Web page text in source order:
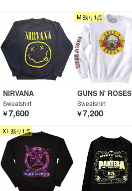
NIRVANA
Sweatshirt
￥7,600
M 残り1点
GUNS N' ROSES
Sweatshirt
￥7,200
XL 残り1点